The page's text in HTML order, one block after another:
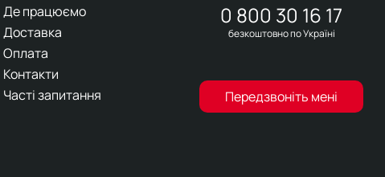
Де працюємо
Доставка
Оплата
Контакти
Часті запитання
0 800 30 16 17
безкоштовно по Україні
Передзвоніть мені